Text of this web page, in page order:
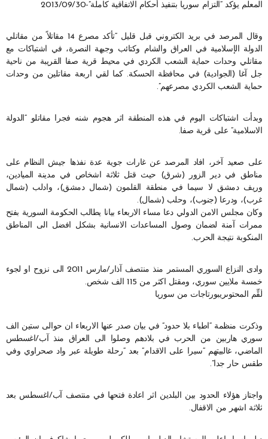
المعلم يؤكد “التزام سوريا بتنفيذ أحكام الاتفاقية كاملة”-2013/09/30
وقال المرصد في بريد الكتروني قبل قليل “تأكد مصرع 14 مقاتلاً من مقاتلي
الدولة الإسلامية في العراق والشام وكتائب وجبهة النصرة، في اشتباكات مع
مقاتلي وحدات حماية الشعب الكردي في محيط قرية صفا القريبة من ناحية
جل آغا (الجوادية) في محافظة الحسكة. كما لقي اربعة مقاتلين من وحدات
حماية الشعب الكردي مصرعهم”.
وبدأت اشتباكات اليوم في هذه المنطقة اثر هجوم شنه فجرا مقاتلو “الدولة
الاسلامية” على قرية صفا.
على صعيد آخر، افاد المرصد عن غارات جوية عدة نفذها جيش النظام على
مناطق في دير الزور (شرق) حيث قتل ثلاثة اشخاص في مدينة الميادين،
وريف دمشق لا سيما في منطقة القلمون (شمال دمشق)، وادلب (شمال
غرب)، ودرعا (جنوب)، وحلب (شمال).
وكان مجلس الامن الدولي دعا مساء الاربعاء بيانا يطالب الحكومة السورية بفتح
ممرات آمنة لضمان وصول المساعدات الانسانية بشكل افضل الى المناطق
المنكوبة نتيجة الحرب.
وادى النزاع السوري المستمر منذ منتصف آذار/مارس 2011 الى نزوح او لجوء
خمسة ملايين سوري، ومقتل اكثر من 115 الف شخص.
لَقِّم المحتوىريبورتاجات من سوريا
وذكرت منظمة “اطباء بلا حدود” في بيان صدر عنها الاربعاء ان حوالى ستين الف
سوري هاربين من الحرب في بلادهم وصلوا الى العراق منذ آب/اغسطس
الماضي، غالبيتهم “سيرا على الاقدام” بعد “رحلة طويلة عبر واد صحراوي وفي
طقس حار جدا”.
واجتاز هؤلاء الحدود بين البلدين اثر اعادة فتحها في منتصف آب/اغسطس بعد
ثلاثة اشهر من الاقفال.